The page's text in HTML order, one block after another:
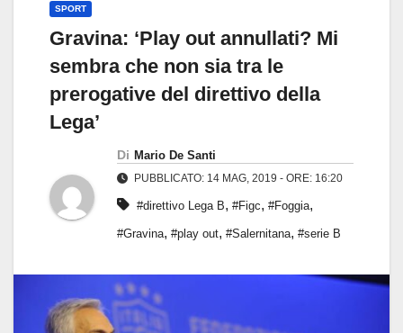
SPORT
Gravina: ‘Play out annullati? Mi
sembra che non sia tra le
prerogative del direttivo della
Lega’
Di Mario De Santi
PUBBLICATO: 14 MAG, 2019 - ORE: 16:20
#direttivo Lega B, #Figc, #Foggia,
#Gravina, #play out, #Salernitana, #serie B